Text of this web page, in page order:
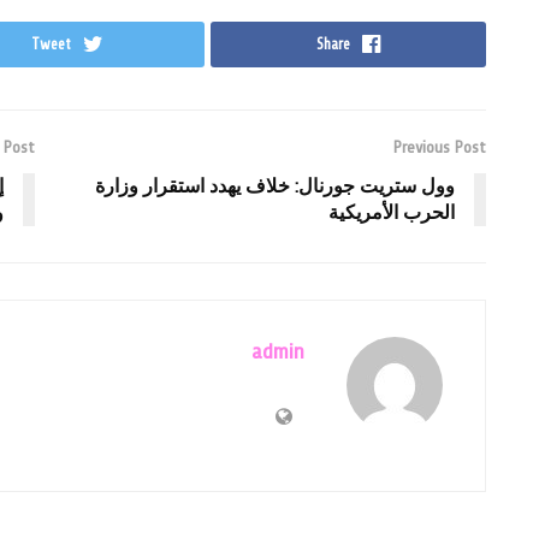
Share
Tweet
Previous Post
وول ستريت جورنال: خلاف يهدد استقرار وزارة
الحرب الأمريكية
admin